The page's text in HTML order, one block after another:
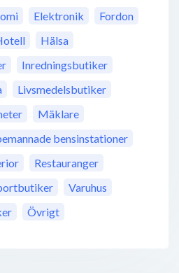
Elektronik
Fordon
Hälsa
Inredningsbutiker
Livsmedelsbutiker
Mäklare
bensinstationer
Restauranger
Varuhus
Övrigt